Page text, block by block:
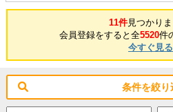
11件見つかりま
会員登録をすると全5520件
今すぐ見る
条件を絞り